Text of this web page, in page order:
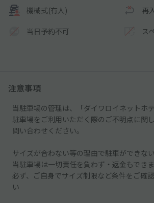
機械式(有人) 再
当日予約不可 ス
注意事項
当駐車場の管理は、「ダイワロイネットホ
駐車場をご利用いただく際のご不明点に関
問い合わせください。
サイズが合わない等の理由で駐車ができな
当駐車場は一切責任を負わず・返金もできま
必ず、ご自身でサイズ制限など条件をご確
い